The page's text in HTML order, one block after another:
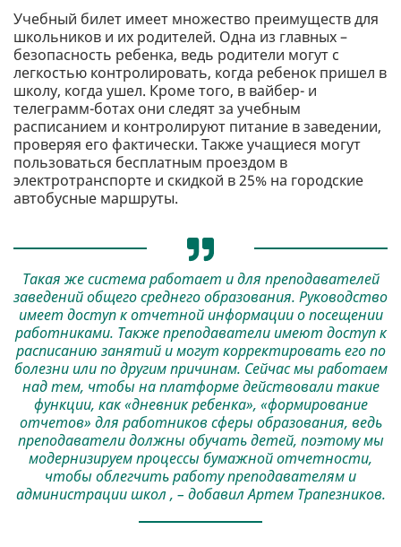
Учебный билет имеет множество преимуществ для
школьников и их родителей. Одна из главных –
безопасность ребенка, ведь родители могут с
легкостью контролировать, когда ребенок пришел в
школу, когда ушел. Кроме того, в вайбер- и
телеграмм-ботах они следят за учебным
расписанием и контролируют питание в заведении,
проверяя его фактически. Также учащиеся могут
пользоваться бесплатным проездом в
электротранспорте и скидкой в ​​25% на городские
автобусные маршруты.
Такая же система работает и для преподавателей
заведений общего среднего образования. Руководство
имеет доступ к отчетной информации о посещении
работниками. Также преподаватели имеют доступ к
расписанию занятий и могут корректировать его по
болезни или по другим причинам. Сейчас мы работаем
над тем, чтобы на платформе действовали такие
функции, как «дневник ребенка», «формирование
отчетов» для работников сферы образования, ведь
преподаватели должны обучать детей, поэтому мы
модернизируем процессы бумажной отчетности,
чтобы облегчить работу преподавателям и
администрации школ , – добавил Артем Трапезников.